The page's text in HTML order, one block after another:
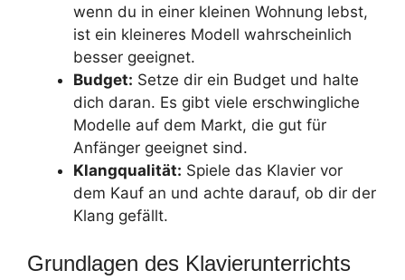
wenn du in einer kleinen Wohnung lebst,
ist ein kleineres Modell wahrscheinlich
besser geeignet.
Budget: Setze dir ein Budget und halte
dich daran. Es gibt viele erschwingliche
Modelle auf dem Markt, die gut für
Anfänger geeignet sind.
Klangqualität: Spiele das Klavier vor
dem Kauf an und achte darauf, ob dir der
Klang gefällt.
Grundlagen des Klavierunterrichts